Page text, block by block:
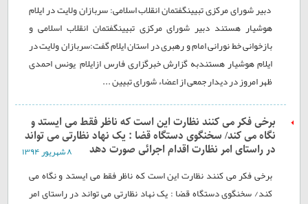
دبير شورای مرکزی تبيينگفتمان انقلاب اسلامی: سربازان ولايت در ايلام
هوشيار هستند دبير شورای مرکزی تبيينگفتمان انقلاب اسلامی و
بازخوانی خط نورانی امام و رهبری در استان ايلام گفت:سربازان ولايت در
ايلام هوشيار هستندبه گزارش خبرگزاری فارس ازایلام٬ یونس احمدی
ظهر امروز در دیدار جمعی از اعضاء شورای تبیین ...
برخی فکر می کنند نظارت این است که ناظر فقط می ایستد و
نگاه می کند/ سخنگوی دستگاه قضا : یک نهاد نظارتی می تواند
در راستای امر نظارت اقدام اجرائی صورت دهد ۸ شهريور ۱۳۹۴
برخی فکر می کنند نظارت این است که ناظر فقط می ایستد و نگاه می
کند/ سخنگوی دستگاه قضا : یک نهاد نظارتی می تواند در راستای امر